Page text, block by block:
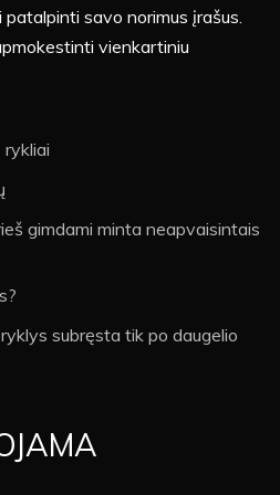
savo norimus įrašus.
vienkartiniu
gimdami minta neapvaisintais
subręsta tik po daugelio